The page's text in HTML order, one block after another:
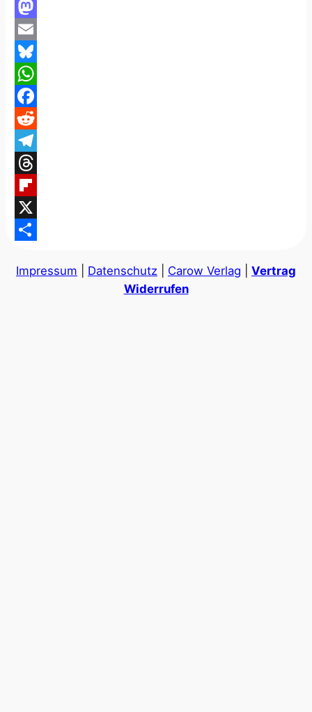
Mastodon
Email
Bluesky
WhatsApp
Facebook
Reddit
Telegram
Threads
Flipboard
X
Impressum
Datenschutz Carow Verlag
Vertrag
Widerrufen